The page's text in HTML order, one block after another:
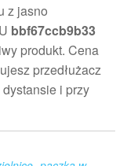
z jasno
bbf67ccb9b33
produkt. Cena
przedłużacz
i przy